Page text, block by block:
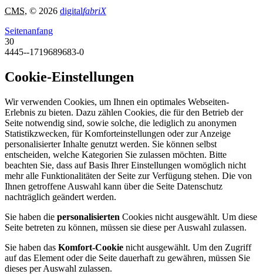
CMS, © 2026 digitalfabriX
Seitenanfang
30
4445--1719689683-0
Cookie-Einstellungen
Wir verwenden Cookies, um Ihnen ein optimales Webseiten-
Erlebnis zu bieten. Dazu zählen Cookies, die für den Betrieb der
Seite notwendig sind, sowie solche, die lediglich zu anonymen
Statistikzwecken, für Komforteinstellungen oder zur Anzeige
personalisierter Inhalte genutzt werden. Sie können selbst
entscheiden, welche Kategorien Sie zulassen möchten. Bitte
beachten Sie, dass auf Basis Ihrer Einstellungen womöglich nicht
mehr alle Funktionalitäten der Seite zur Verfügung stehen. Die von
Ihnen getroffene Auswahl kann über die Seite Datenschutz
nachträglich geändert werden.
Sie haben die personalisierten Cookies nicht ausgewählt. Um diese
Seite betreten zu können, müssen sie diese per Auswahl zulassen.
Sie haben das Komfort-Cookie nicht ausgewählt. Um den Zugriff
auf das Element oder die Seite dauerhaft zu gewähren, müssen Sie
dieses per Auswahl zulassen.